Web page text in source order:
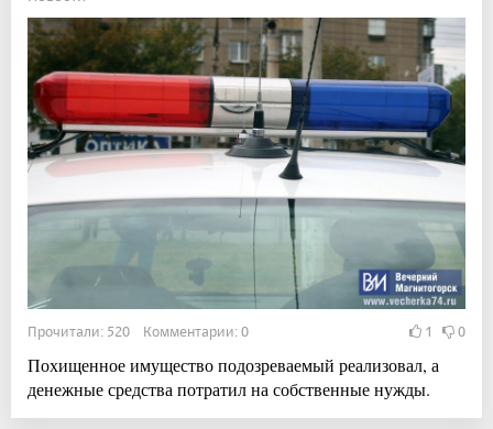
Прочитали: 520 Комментарии: 0 1 0
Похищенное имущество подозреваемый реализовал, а
денежные средства потратил на собственные нужды.